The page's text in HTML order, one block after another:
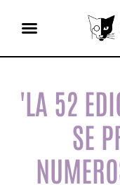
'LA 52
SE